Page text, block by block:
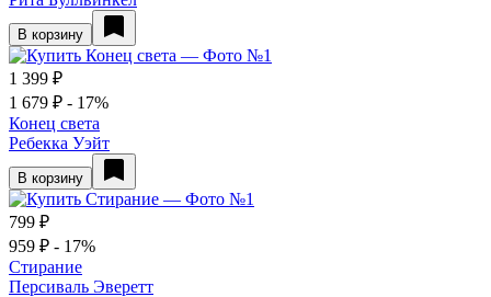
В корзину
1 399 ₽
1 679 ₽ - 17%
Конец света
Ребекка Уэйт
В корзину
799 ₽
959 ₽ - 17%
Стирание
Персиваль Эверетт